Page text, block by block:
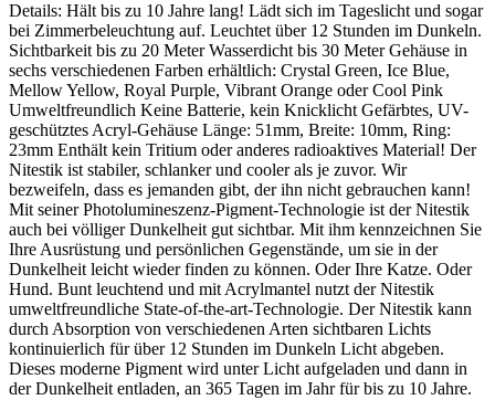
Details: Hält bis zu 10 Jahre lang! Lädt sich im Tageslicht und sogar
bei Zimmerbeleuchtung auf. Leuchtet über 12 Stunden im Dunkeln.
Sichtbarkeit bis zu 20 Meter Wasserdicht bis 30 Meter Gehäuse in
sechs verschiedenen Farben erhältlich: Crystal Green, Ice Blue,
Mellow Yellow, Royal Purple, Vibrant Orange oder Cool Pink
Umweltfreundlich Keine Batterie, kein Knicklicht Gefärbtes, UV-
geschütztes Acryl-Gehäuse Länge: 51mm, Breite: 10mm, Ring:
23mm Enthält kein Tritium oder anderes radioaktives Material! Der
Nitestik ist stabiler, schlanker und cooler als je zuvor. Wir
bezweifeln, dass es jemanden gibt, der ihn nicht gebrauchen kann!
Mit seiner Photolumineszenz-Pigment-Technologie ist der Nitestik
auch bei völliger Dunkelheit gut sichtbar. Mit ihm kennzeichnen Sie
Ihre Ausrüstung und persönlichen Gegenstände, um sie in der
Dunkelheit leicht wieder finden zu können. Oder Ihre Katze. Oder
Hund. Bunt leuchtend und mit Acrylmantel nutzt der Nitestik
umweltfreundliche State-of-the-art-Technologie. Der Nitestik kann
durch Absorption von verschiedenen Arten sichtbaren Lichts
kontinuierlich für über 12 Stunden im Dunkeln Licht abgeben.
Dieses moderne Pigment wird unter Licht aufgeladen und dann in
der Dunkelheit entladen, an 365 Tagen im Jahr für bis zu 10 Jahre.